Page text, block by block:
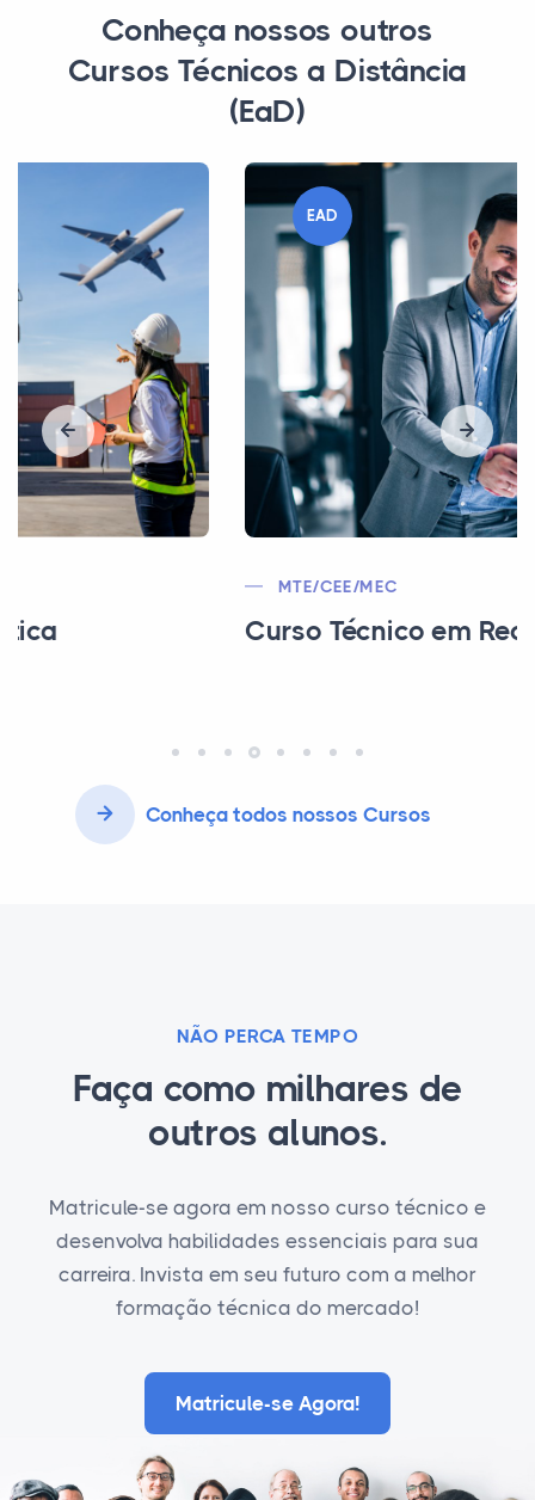
Conheça nossos outros
Cursos Técnicos a Distância
(EaD)
Curso Técnico em Recursos Humanos
Conheça todos nossos Cursos
NÃO PERCA TEMPO
Faça como milhares de
outros alunos.
Matricule-se agora em nosso curso técnico e
desenvolva habilidades essenciais para sua
carreira. Invista em seu futuro com a melhor
formação técnica do mercado!
Matricule-se Agora!